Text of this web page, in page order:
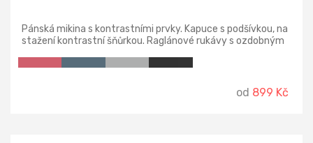
Pánská mikina s kontrastními prvky. Kapuce s podšívkou, na
stažení kontrastní šňůrkou. Raglánové rukávy s ozdobným
od 899 Kč